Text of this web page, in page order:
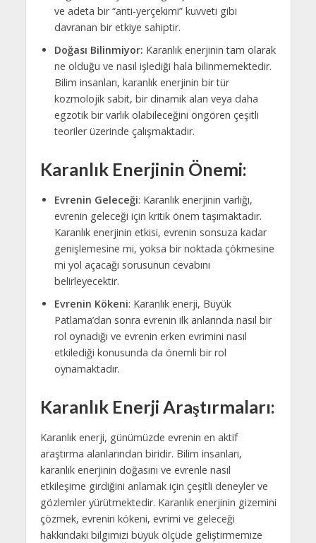
ve adeta bir “anti-yerçekimi” kuvveti gibi
davranan bir etkiye sahiptir.
Doğası Bilinmiyor: Karanlık enerjinin tam olarak
ne olduğu ve nasıl işlediği hala bilinmemektedir.
Bilim insanları, karanlık enerjinin bir tür
kozmolojik sabit, bir dinamik alan veya daha
egzotik bir varlık olabileceğini öngören çeşitli
teoriler üzerinde çalışmaktadır.
Karanlık Enerjinin Önemi:
Evrenin Geleceği: Karanlık enerjinin varlığı,
evrenin geleceği için kritik önem taşımaktadır.
Karanlık enerjinin etkisi, evrenin sonsuza kadar
genişlemesine mi, yoksa bir noktada çökmesine
mi yol açacağı sorusunun cevabını
belirleyecektir.
Evrenin Kökeni: Karanlık enerji, Büyük
Patlama’dan sonra evrenin ilk anlarında nasıl bir
rol oynadığı ve evrenin erken evrimini nasıl
etkilediği konusunda da önemli bir rol
oynamaktadır.
Karanlık Enerji Araştırmaları:
Karanlık enerji, günümüzde evrenin en aktif
araştırma alanlarından biridir. Bilim insanları,
karanlık enerjinin doğasını ve evrenle nasıl
etkileşime girdiğini anlamak için çeşitli deneyler ve
gözlemler yürütmektedir. Karanlık enerjinin gizemini
çözmek, evrenin kökeni, evrimi ve geleceği
hakkındaki bilgimizi büyük ölçüde geliştirmemize